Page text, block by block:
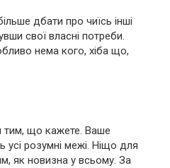
дбати про чиїсь інші
свої власні потреби.
нема кого, хіба що,
тим, що кажете. Ваше
усі розумні межі. Ніщо для
як новизна у всьому. За